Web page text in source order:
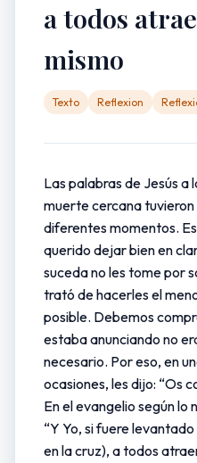
a todos
mismo
Texto Reflexion
Las palabras de Jesús a
muerte cercana
diferentes momentos.
querido dejar bien en
suceda no les tome por
trató de hacerles el
posible. Debemos
estaba anunciando no
necesario. Por eso, en
ocasiones, les dijo: “Os
En el evangelio según lo
“Y Yo, si fuere
en la cruz), a todos